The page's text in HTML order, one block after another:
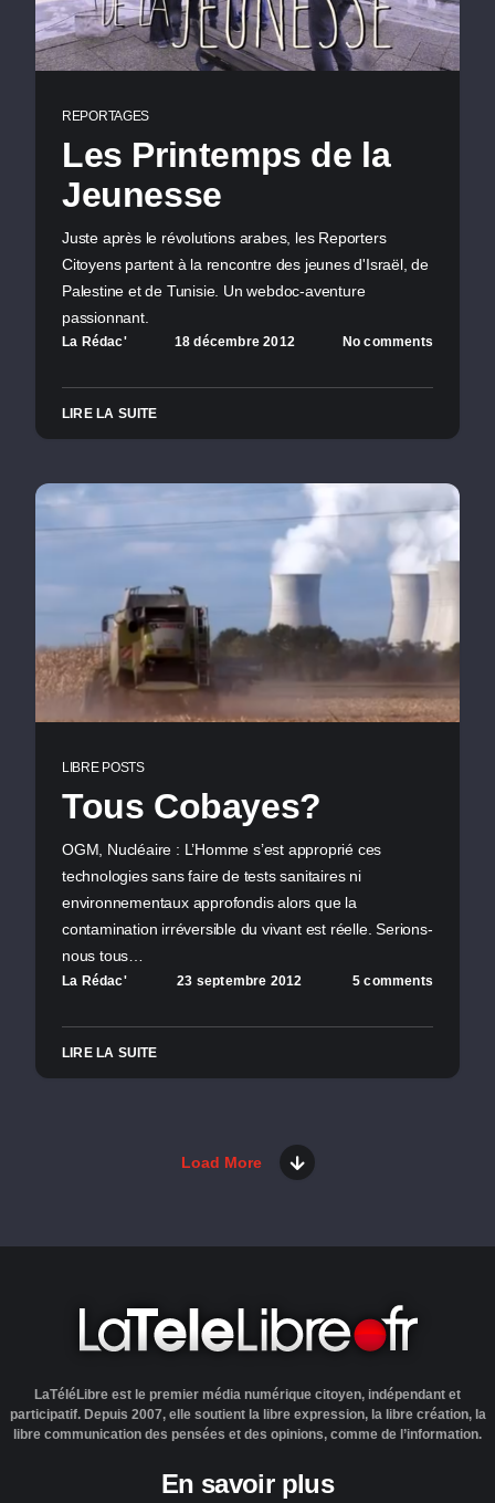
REPORTAGES
Les Printemps de la
Jeunesse
Juste après le révolutions arabes, les Reporters
Citoyens partent à la rencontre des jeunes d'Israël, de
Palestine et de Tunisie. Un webdoc-aventure
passionnant.
La Rédac' 18 décembre 2012 No comments
LIRE LA SUITE
LIBRE POSTS
Tous Cobayes?
OGM, Nucléaire : L’Homme s’est approprié ces
technologies sans faire de tests sanitaires ni
environnementaux approfondis alors que la
contamination irréversible du vivant est réelle. Serions-
nous tous…
La Rédac' 23 septembre 2012 5 comments
LIRE LA SUITE
Load More
LaTéléLibre est le premier média numérique citoyen, indépendant et
participatif. Depuis 2007, elle soutient la libre expression, la libre création, la
libre communication des pensées et des opinions, comme de l’information.
En savoir plus